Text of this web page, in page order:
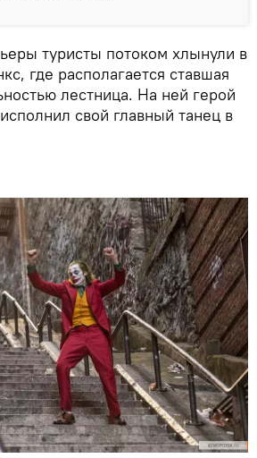
туристы потоком хлынули в
где располагается ставшая
лестница. На ней герой
свой главный танец в